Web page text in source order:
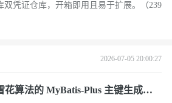
凭证仓库，开箱即用且易于扩展。（239
2026-07-05 20:00:27
花算法的 MyBatis-Plus 主键生成器